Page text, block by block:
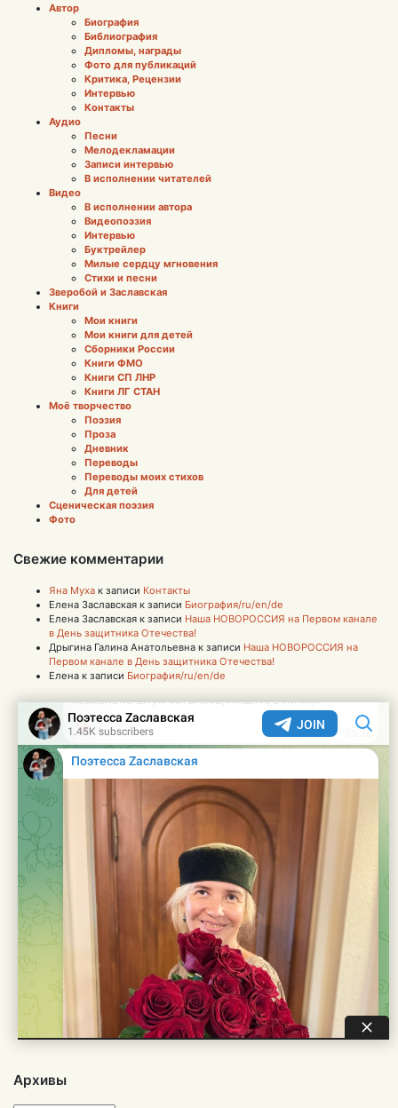
Автор
Биография
Библиография
Дипломы, награды
Фото для публикаций
Критика, Рецензии
Интервью
Контакты
Аудио
Песни
Мелодекламации
Записи интервью
В исполнении читателей
Видео
В исполнении автора
Видеопоэзия
Интервью
Буктрейлер
Милые сердцу мгновения
Стихи и песни
Зверобой и Заславская
Книги
Мои книги
Мои книги для детей
Сборники России
Книги ФМО
Книги СП ЛНР
Книги ЛГ СТАН
Моё творчество
Поэзия
Проза
Дневник
Переводы
Переводы моих стихов
Для детей
Сценическая поэзия
Фото
Свежие комментарии
Яна Муха к записи Контакты
Елена Заславская к записи Биография/ru/en/de
Елена Заславская к записи Наша НОВОРОССИЯ на Первом канале
в День защитника Отечества!
Дрыгина Галина Анатольевна к записи Наша НОВОРОССИЯ на
Первом канале в День защитника Отечества!
Елена к записи Биография/ru/en/de
Архивы